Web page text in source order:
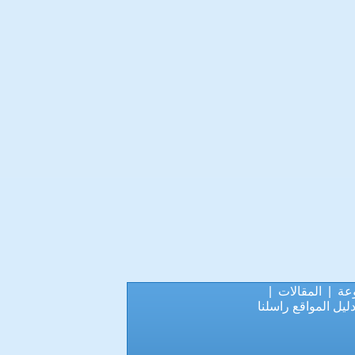
المقالات
دليل المواقع راسلنا